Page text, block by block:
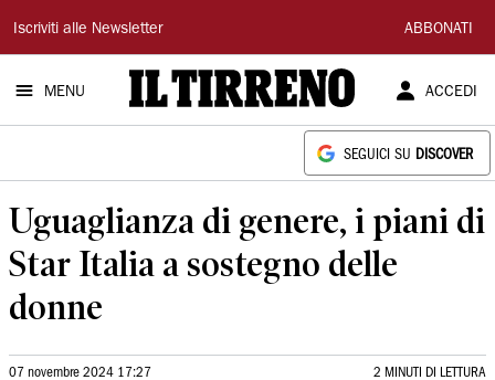
Il
Tirreno
Iscriviti alle Newsletter ABBONATI
MENU ACCEDI
SEGUICI SU DISCOVER
Uguaglianza di genere, i piani di
Star Italia a sostegno delle
donne
07 novembre 2024 17:27 2 MINUTI DI LETTURA